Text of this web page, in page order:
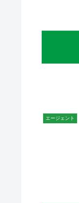
エージェント